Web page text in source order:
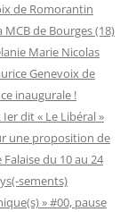
de Romorantin
MCB de Bourges (18)
Marie Nicolas
Genevoix de
inaugurale !
dit « Le Libéral »
une proposition de
du 10 au 24
sements)
» #00, pause